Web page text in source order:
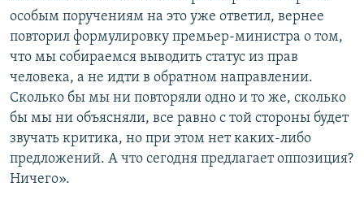
особым поручениям на это уже ответил, вернее
повторил формулировку премьер-министра о том,
что мы собираемся выводить статус из прав
человека, а не идти в обратном направлении.
Сколько бы мы ни повторяли одно и то же, сколько
бы мы ни объясняли, все равно с той стороны будет
звучать критика, но при этом нет каких-либо
предложений. А что сегодня предлагает оппозиция?
Ничего».